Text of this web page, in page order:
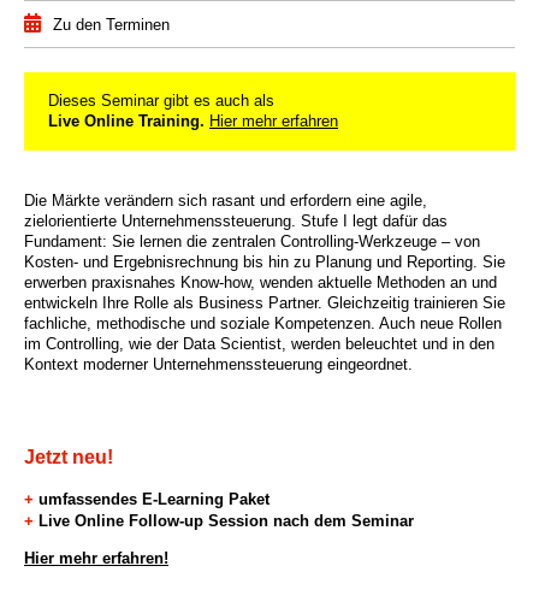
Zu den Terminen
Dieses Seminar gibt es auch als
Live Online Training. Hier mehr erfahren
Die Märkte verändern sich rasant und erfordern eine agile,
zielorientierte Unternehmenssteuerung. Stufe I legt dafür das
Fundament: Sie lernen die zentralen Controlling-Werkzeuge – von
Kosten- und Ergebnisrechnung bis hin zu Planung und Reporting. Sie
erwerben praxisnahes Know-how, wenden aktuelle Methoden an und
entwickeln Ihre Rolle als Business Partner. Gleichzeitig trainieren Sie
fachliche, methodische und soziale Kompetenzen. Auch neue Rollen
im Controlling, wie der Data Scientist, werden beleuchtet und in den
Kontext moderner Unternehmenssteuerung eingeordnet.
Jetzt neu!
+ umfassendes E-Learning Paket
+ Live Online Follow-up Session nach dem Seminar
Hier mehr erfahren!